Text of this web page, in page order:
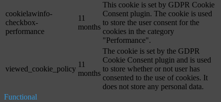
cookielawinfo-
checkbox-
performance
11
months
This cookie is set by GDPR Cookie
Consent plugin. The cookie is used
to store the user consent for the
cookies in the category
"Performance".
viewed_cookie_policy
11
months
The cookie is set by the GDPR
Cookie Consent plugin and is used
to store whether or not user has
consented to the use of cookies. It
does not store any personal data.
Functional